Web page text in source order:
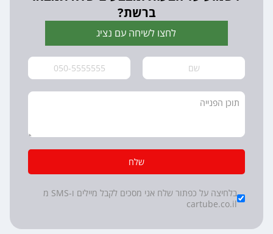
ברשת?
לחצו לשיחה עם נציג
שלח
Checkboxes
*
בלחיצה על כפתור שלח אני מסכים לקבל מיילים ו-SMS מ
cartube.co.il